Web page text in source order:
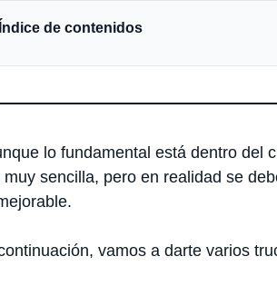
Índice de contenidos
lo fundamental está dentro del
muy sencilla, pero en realidad se
vamos a darte varios